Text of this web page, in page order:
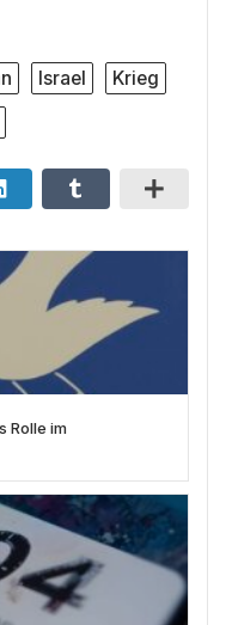
Israel
Krieg
Rolle im